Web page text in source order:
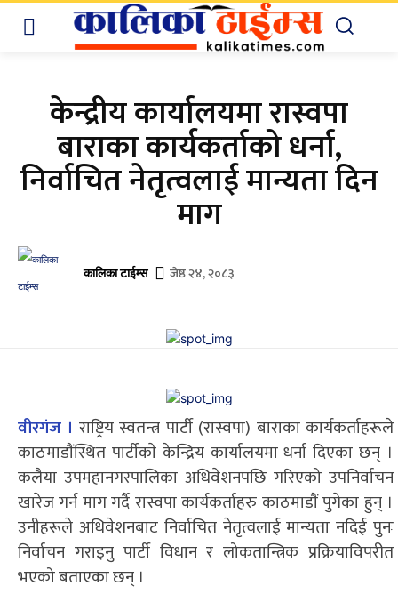
केन्द्रीय कार्यालयमा रास्वपा
बाराका कार्यकर्ताको धर्ना,
निर्वाचित नेतृत्वलाई मान्यता दिन
माग
कालिका टाईम्स जेष्ठ २४, २०८३
वीरगंज । राष्ट्रिय स्वतन्त्र पार्टी (रास्वपा) बाराका कार्यकर्ताहरूले
काठमाडाैंस्थित पार्टीकाे केन्द्रिय कार्यालयमा धर्ना दिएका छन् ।
कलैया उपमहानगरपालिका अधिवेशनपछि गरिएको उपनिर्वाचन
खारेज गर्न माग गर्दै रास्वपा कार्यकर्ताहरु काठमाडाैं पुगेका हुन् ।
उनीहरूले अधिवेशनबाट निर्वाचित नेतृत्वलाई मान्यता नदिई पुनः
निर्वाचन गराइनु पार्टी विधान र लोकतान्त्रिक प्रक्रियाविपरीत
भएको बताएका छन् ।